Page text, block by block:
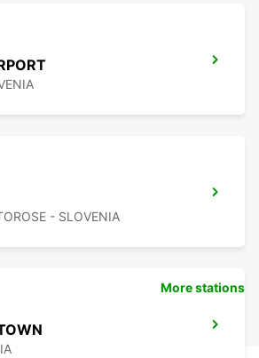
- SLOVENIA
More stations